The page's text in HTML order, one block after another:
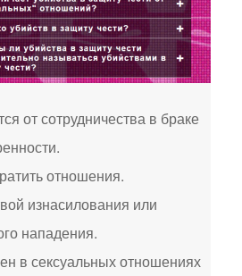
от сотрудничества в браке
отношения.
изнасилования или
нападения.
в сексуальных отношениях